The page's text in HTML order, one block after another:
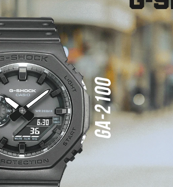
Hora mundial 31 zonas horarias (48 ciudades + hora
universal coordinada), horario de verano
activado/desactivado
Minutero
Temporizador de cuenta regresiva Unidad de medida:
1 segundo Rango de cuenta regresiva: 24 horas
Rango de configuración del tiempo de inicio de la
cuenta regresiva: 1 segundo a 24 horas (incrementos